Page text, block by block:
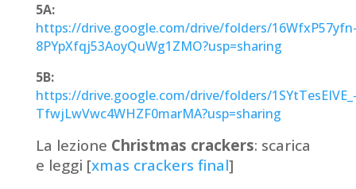
5A:
https://drive.google.com/drive/folders/
8PYpXfqj53AoyQuWg1ZMO?usp=sharing
5B:
https://drive.google.com/drive/folders/
TfwjLwVwc4WHZF0marMA?usp=sharing
La lezione Christmas crackers: scarica
e leggi [xmas crackers final]